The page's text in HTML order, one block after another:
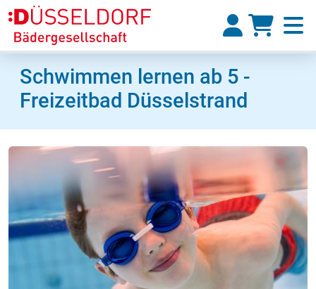
Schwimmen lernen ab 5 -
Freizeitbad Düsselstrand